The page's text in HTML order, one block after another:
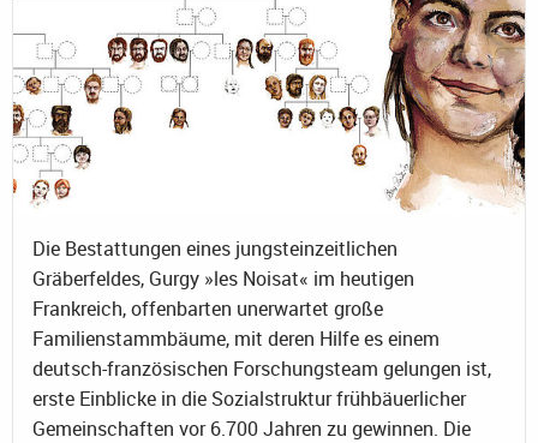
Die Bestattungen eines jungsteinzeitlichen
Gräberfeldes, Gurgy »les Noisat« im heutigen
Frankreich, offenbarten unerwartet große
Familienstammbäume, mit deren Hilfe es einem
deutsch-französischen Forschungsteam gelungen ist,
erste Einblicke in die Sozialstruktur frühbäuerlicher
Gemeinschaften vor 6.700 Jahren zu gewinnen. Die